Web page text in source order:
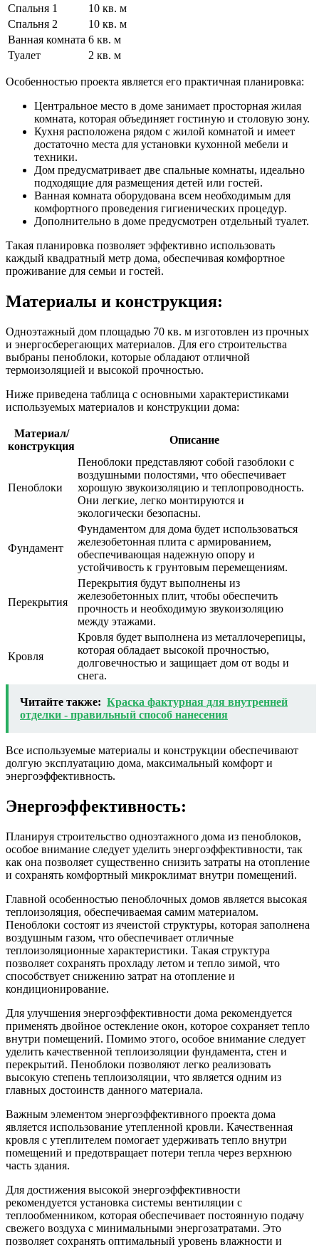
Спальня 1
10 кв. м
Спальня 2
10 кв. м
Ванная комната 6 кв. м
Туалет
2 кв. м
Особенностью проекта является его практичная планировка:
Центральное место в доме занимает просторная жилая
комната, которая объединяет гостиную и столовую зону.
Кухня расположена рядом с жилой комнатой и имеет
достаточно места для установки кухонной мебели и
техники.
Дом предусматривает две спальные комнаты, идеально
подходящие для размещения детей или гостей.
Ванная комната оборудована всем необходимым для
комфортного проведения гигиенических процедур.
Дополнительно в доме предусмотрен отдельный туалет.
Такая планировка позволяет эффективно использовать
каждый квадратный метр дома, обеспечивая комфортное
проживание для семьи и гостей.
Материалы и конструкция:
Одноэтажный дом площадью 70 кв. м изготовлен из прочных
и энергосберегающих материалов. Для его строительства
выбраны пеноблоки, которые обладают отличной
термоизоляцией и высокой прочностью.
Ниже приведена таблица с основными характеристиками
используемых материалов и конструкции дома:
Материал/
конструкция
Описание
Пеноблоки
Пеноблоки представляют собой газоблоки с
воздушными полостями, что обеспечивает
хорошую звукоизоляцию и теплопроводность.
Они легкие, легко монтируются и
экологически безопасны.
Фундамент
Фундаментом для дома будет использоваться
железобетонная плита с армированием,
обеспечивающая надежную опору и
устойчивость к грунтовым перемещениям.
Перекрытия
Перекрытия будут выполнены из
железобетонных плит, чтобы обеспечить
прочность и необходимую звукоизоляцию
между этажами.
Кровля
Кровля будет выполнена из металлочерепицы,
которая обладает высокой прочностью,
долговечностью и защищает дом от воды и
снега.
Читайте также: Краска фактурная для внутренней
отделки - правильный способ нанесения
Все используемые материалы и конструкции обеспечивают
долгую эксплуатацию дома, максимальный комфорт и
энергоэффективность.
Энергоэффективность:
Планируя строительство одноэтажного дома из пеноблоков,
особое внимание следует уделить энергоэффективности, так
как она позволяет существенно снизить затраты на отопление
и сохранять комфортный микроклимат внутри помещений.
Главной особенностью пеноблочных домов является высокая
теплоизоляция, обеспечиваемая самим материалом.
Пеноблоки состоят из ячеистой структуры, которая заполнена
воздушным газом, что обеспечивает отличные
теплоизоляционные характеристики. Такая структура
позволяет сохранять прохладу летом и тепло зимой, что
способствует снижению затрат на отопление и
кондиционирование.
Для улучшения энергоэффективности дома рекомендуется
применять двойное остекление окон, которое сохраняет тепло
внутри помещений. Помимо этого, особое внимание следует
уделить качественной теплоизоляции фундамента, стен и
перекрытий. Пеноблоки позволяют легко реализовать
высокую степень теплоизоляции, что является одним из
главных достоинств данного материала.
Важным элементом энергоэффективного проекта дома
является использование утепленной кровли. Качественная
кровля с утеплителем помогает удерживать тепло внутри
помещений и предотвращает потери тепла через верхнюю
часть здания.
Для достижения высокой энергоэффективности
рекомендуется установка системы вентиляции с
теплообменником, которая обеспечивает постоянную подачу
свежего воздуха с минимальными энергозатратами. Это
позволяет сохранять оптимальный уровень влажности и